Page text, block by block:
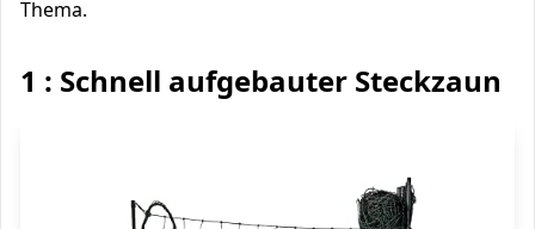
Thema.
1 : Schnell aufgebauter Steckzaun